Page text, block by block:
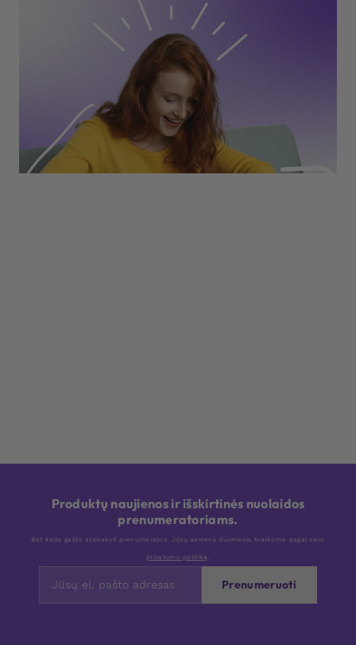
Produktų naujienos ir išskirtinės nuolaidos
prenumeratoriams.
Bet kada galite atsisakyti prenumeratos. Jūsų asmens duomenis tvarkome pagal savo
privatumo politiką .
Prenumeruoti